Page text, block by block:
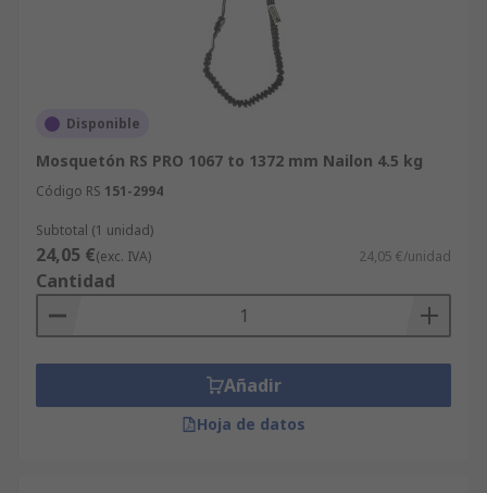
Disponible
Mosquetón RS PRO 1067 to 1372 mm Nailon 4.5 kg
Código RS 151-2994
Subtotal (1 unidad)
24,05 €(exc. IVA) 24,05 €/unidad
Cantidad
Añadir
Hoja de datos